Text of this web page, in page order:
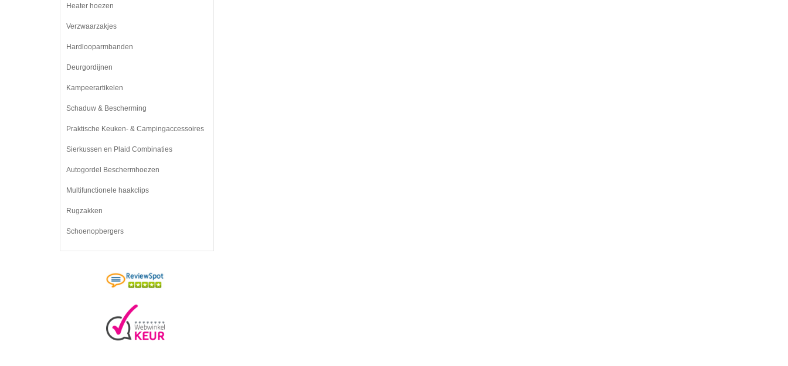
Heater hoezen
Verzwaarzakjes
Hardlooparmbanden
Deurgordijnen
Kampeerartikelen
Schaduw & Bescherming
Praktische Keuken- & Campingaccessoires
Sierkussen en Plaid Combinaties
Autogordel Beschermhoezen
Multifunctionele haakclips
Rugzakken
Schoenopbergers